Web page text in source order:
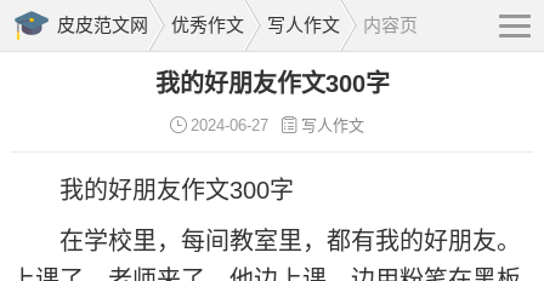
皮皮范文网 优秀作文 写人作文 内容页
我的好朋友作文300字
2024-06-27 写人作文
我的好朋友作文300字
在学校里，每间教室里，都有我的好朋友。